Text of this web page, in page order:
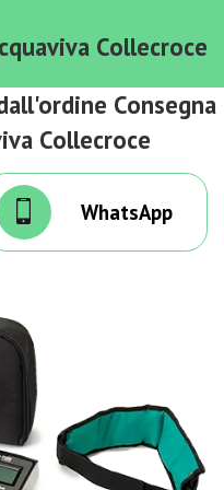
Collecroce
Consegna
Collecroce
WhatsApp